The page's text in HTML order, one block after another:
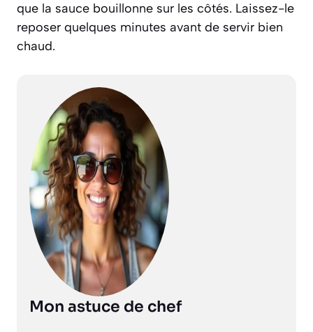
que la sauce bouillonne sur les côtés. Laissez-le
reposer quelques minutes avant de servir bien
chaud.
Mon astuce de chef